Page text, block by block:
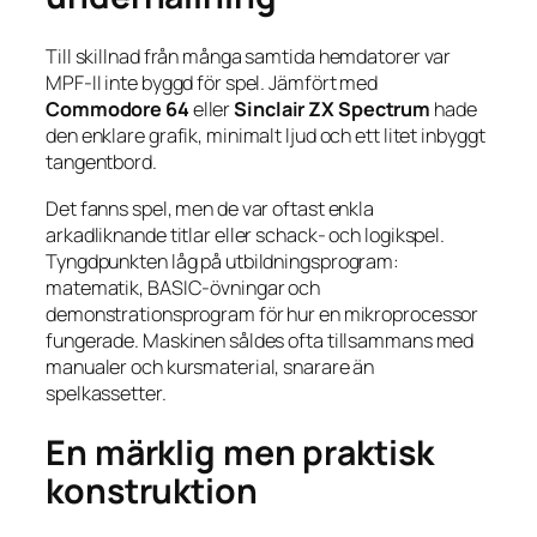
Till skillnad från många samtida hemdatorer var
MPF-II inte byggd för spel. Jämfört med
Commodore 64ellerSinclair ZX Spectrum hade
den enklare grafik, minimalt ljud och ett litet inbyggt
tangentbord.
Det fanns spel, men de var oftast enkla
arkadliknande titlar eller schack- och logikspel.
Tyngdpunkten låg på utbildningsprogram:
matematik, BASIC-övningar och
demonstrationsprogram för hur en mikroprocessor
fungerade. Maskinen såldes ofta tillsammans med
manualer och kursmaterial, snarare än
spelkassetter.
En märklig men praktisk
konstruktion